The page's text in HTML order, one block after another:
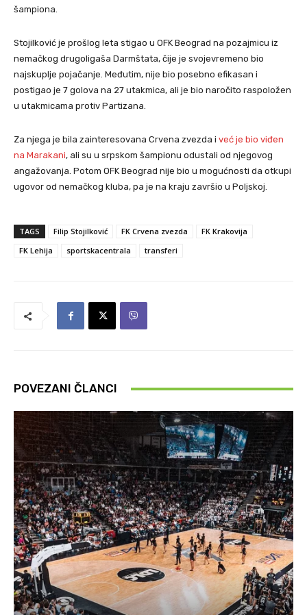
šampiona.
Stojilković je prošlog leta stigao u OFK Beograd na pozajmicu iz
nemačkog drugoligaša Darmštata, čije je svojevremeno bio
najskuplje pojačanje. Međutim, nije bio posebno efikasan i
postigao je 7 golova na 27 utakmica, ali je bio naročito raspoložen
u utakmicama protiv Partizana.
Za njega je bila zainteresovana Crvena zvezda i već je bio viđen
na Marakani, ali su u srpskom šampionu odustali od njegovog
angažovanja. Potom OFK Beograd nije bio u mogućnosti da otkupi
ugovor od nemačkog kluba, pa je na kraju završio u Poljskoj.
TAGS Filip Stojilković FK Crvena zvezda
FK Krakovija
FK Lehija
sportskacentrala transferi
POVEZANI ČLANCI